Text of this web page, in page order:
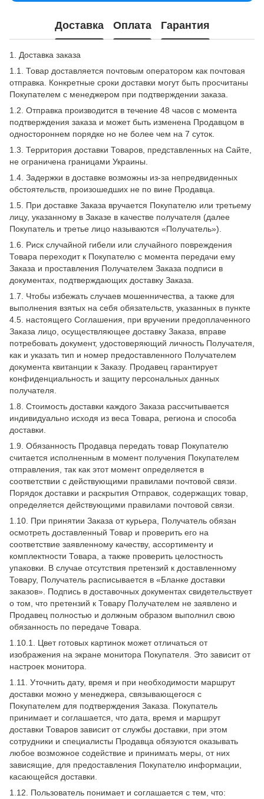
Доставка Оплата Гарантия
1. Доставка заказа
1.1. Товар доставляется почтовым оператором как почтовая
отправка. Конкретные сроки доставки могут быть просчитаны
Покупателем с менеджером при подтверждении заказа.
1.2. Отправка производится в течение 48 часов с момента
подтверждения заказа и может быть изменена Продавцом в
одностороннем порядке но не более чем на 7 суток.
1.3. Территория доставки Товаров, представленных на Сайте,
не ограничена границами Украины.
1.4. Задержки в доставке возможны из-за непредвиденных
обстоятельств, произошедших не по вине Продавца.
1.5. При доставке Заказа вручается Покупателю или третьему
лицу, указанному в Заказе в качестве получателя (далее
Покупатель и третье лицо называются «Получатель»).
1.6. Риск случайной гибели или случайного повреждения
Товара переходит к Покупателю с момента передачи ему
Заказа и проставления Получателем Заказа подписи в
документах, подтверждающих доставку Заказа.
1.7. Чтобы избежать случаев мошенничества, а также для
выполнения взятых на себя обязательств, указанных в пункте
4.5. настоящего Соглашения, при вручении предоплаченного
Заказа лицо, осуществляющее доставку Заказа, вправе
потребовать документ, удостоверяющий личность Получателя,
как и указать тип и номер предоставленного Получателем
документа квитанции к Заказу. Продавец гарантирует
конфиденциальность и защиту персональных данных
получателя.
1.8. Стоимость доставки каждого Заказа рассчитывается
индивидуально исходя из веса Товара, региона и способа
доставки.
1.9. Обязанность Продавца передать товар Покупателю
считается исполненным в момент получения Покупателем
отправления, так как этот момент определяется в
соответствии с действующими правилами почтовой связи.
Порядок доставки и раскрытия Отправок, содержащих товар,
определяется действующими правилами почтовой связи.
1.10. При принятии Заказа от курьера, Получатель обязан
осмотреть доставленный Товар и проверить его на
соответствие заявленному качеству, ассортименту и
комплектности Товара, а также проверить целостность
упаковки. В случае отсутствия претензий к доставленному
Товару, Получатель расписывается в «Бланке доставки
заказов». Подпись в доставочных документах свидетельствует
о том, что претензий к Товару Получателем не заявлено и
Продавец полностью и должным образом выполнил свою
обязанность по передаче Товара.
1.10.1. Цвет готовых картинок может отличаться от
изображения на экране монитора Покупателя. Это зависит от
настроек монитора.
1.11. Уточнить дату, время и при необходимости маршрут
доставки можно у менеджера, связывающегося с
Покупателем для подтверждения Заказа. Покупатель
принимает и соглашается, что дата, время и маршрут
доставки Товаров зависит от службы доставки, при этом
сотрудники и специалисты Продавца обязуются оказывать
любое возможное содействие и принимать меры, от них
зависящие, для предоставления Покупателю информации,
касающейся доставки.
1.12. Пользователь понимает и соглашается с тем, что: